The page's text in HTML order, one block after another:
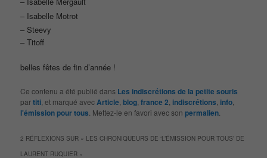
– Isabelle Motrot
– Steevy
– Titoff
belles fêtes de fin d’année !
Ce contenu a été publié dans Les indiscrétions de la petite souris
partiti , et marqué avecArticle ,blog ,france 2 indiscrétions info
l'émission pour tous . Mettez-le en favori avec sonpermalien
2 RÉFLEXIONS SUR « LES CHRONIQUEURS DE ‘L’ÉMISSION POUR TOUS’ DE
LAURENT RUQUIER »